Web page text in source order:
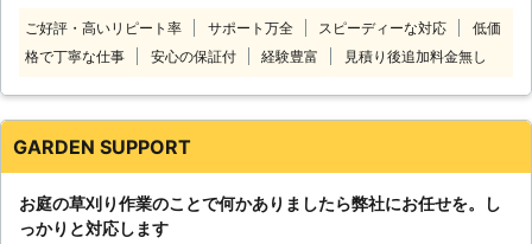
もあるのです。 NEOGARDENは、東
京都・神奈川県、埼玉県、千葉県、に
ギッシュさを武器に、お客様を悩ませ
り作業ならお任せを 当店は、東京・
埼玉・神奈川などの関東地方で草刈り
ので、ご安心を。 お庭の草刈り作業
ご好評・高いリピート率 サポート万全 スピーディーな対応
低価
格で丁寧な仕事
安心の保証付 経験豊富 見積り後追加料金無し
GARDEN SUPPORT
お庭の草刈り作業のことで何かありましたら弊社にお任せを。し
っかりと対応します